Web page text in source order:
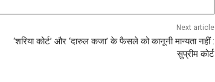
Next article
‘शरिया कोर्ट’ और ‘दारुल कजा’ के फैसले को कानूनी मान्यता नहीं :
सुप्रीम कोर्ट